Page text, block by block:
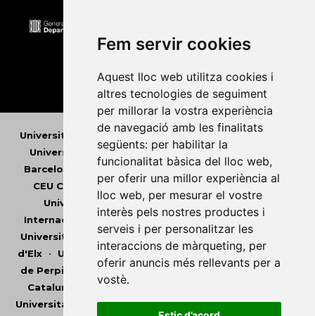
Fem servir cookies
Aquest lloc web utilitza cookies i
altres tecnologies de seguiment
per millorar la vostra experiència
de navegació amb les finalitats
següents: per habilitar la
funcionalitat bàsica del lloc web
per oferir una millor experiència al
lloc web per mesurar el vostre
interès pels nostres productes i
serveis i per personalitzar les
interaccions de màrqueting per
oferir anuncis més rellevants per a
vostè.
Estic d’acord
Universitat Abat Oliba CEU•Universitat d'Alacant
Universitat d'Andorra•Universitat Autònoma de
Barcelona
Universitat de Barcelona•Universitat
CEU Cardenal Herrera•Universitat de Girona •
Universitat de les Illes Balears• Universitat
Internacional de Catalunya•Universitat Jaume I
Universitat de Lleida• Universitat Miguel Hernández
d'Elx• Universitat Oberta de Catalunya•Universitat
de Perpinyà Via Domitia•Universitat Politècnica de
Catalunya
Universitat Politècnica de València
Universitat Pompeu Fabra•Universitat Ramon Llull